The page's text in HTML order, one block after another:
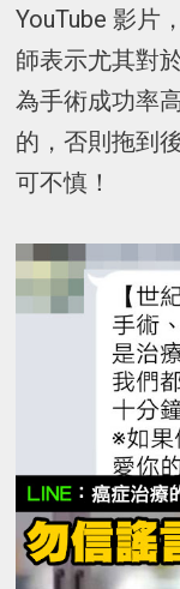
YouTube 影片
師表示尤其對
為手術成功率
的，否則拖到
可不慎！